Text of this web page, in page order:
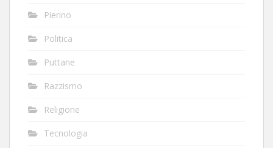
Pierino
Politica
Puttane
Razzismo
Religione
Tecnologia